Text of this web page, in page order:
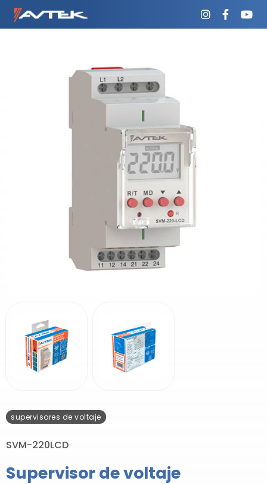
supervisores de voltaje
SVM-220LCD
Supervisor de voltaje